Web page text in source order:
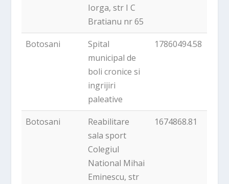
Iorga, str I C
Bratianu nr 65
Botosani
Spital
municipal de
boli cronice si
ingrijiri
paleative
17860494.58
Botosani
Reabilitare
sala sport
Colegiul
National Mihai
Eminescu, str
1674868.81